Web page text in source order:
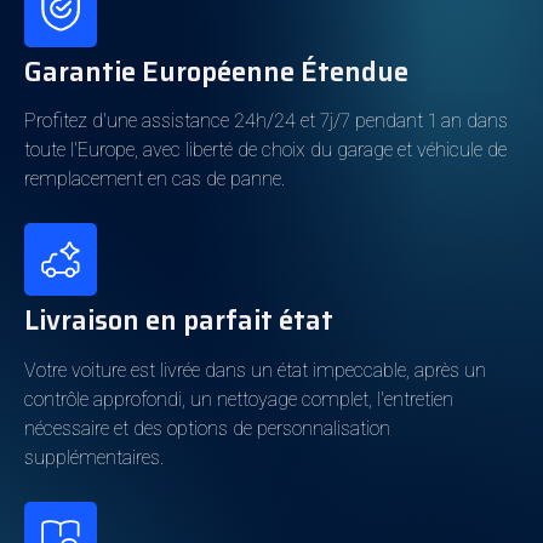
Puissance
Boîte de vitesses
Automatique
Cylindrée
1.998cm3
Cylindres
Consommation énergétique
Carburant
Hybride (Essence)
Autonomie électrique
40km
Classe d'émission
6d-ISC-FCM
Garantie Européenne Étendue
Profitez d'une assistance 24h/24 et 7j/7 pendant 1 an dans
toute l'Europe, avec liberté de choix du garage et véhicule de
remplacement en cas de panne.
Livraison en parfait état
Votre voiture est livrée dans un état impeccable, après un
contrôle approfondi, un nettoyage complet, l'entretien
nécessaire et des options de personnalisation
supplémentaires.